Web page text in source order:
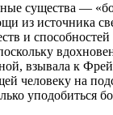
существа —
из источника
и
взывала к
человеку на
уподобиться